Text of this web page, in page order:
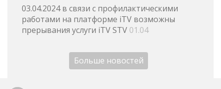
03.04.2024 в связи с профилактическими
работами на платформе iTV возможны
прерывания услуги iTV STV 01.04
Больше новостей